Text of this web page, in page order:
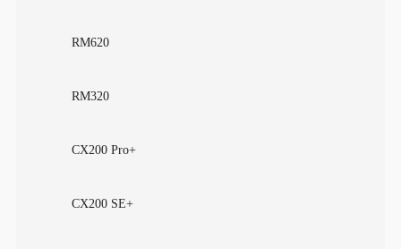
RM620
RM320
CX200 Pro+
CX200 SE+